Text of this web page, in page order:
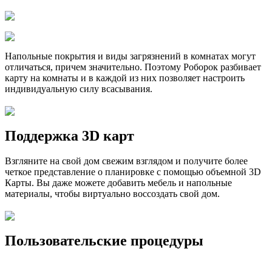
Напольные покрытия и виды загрязнений в комнатах могут
отличаться, причем значительно. Поэтому Роборок разбивает
карту на комнаты и в каждой из них позволяет настроить
индивидуальную силу всасывания.
Поддержка 3D карт
Взгляните на свой дом свежим взглядом и получите более
четкое представление о планировке с помощью объемной 3D
Карты. Вы даже можете добавить мебель и напольные
материалы, чтобы виртуально воссоздать свой дом.
Пользовательские процедуры